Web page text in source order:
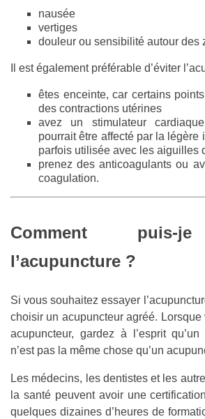
nausée
vertiges
douleur ou sensibilité autour des
Il est également préférable d’éviter
êtes enceinte, car certains
des contractions utérines
avez un stimulateur
pourrait être affecté par la légère
parfois utilisée avec les aiguilles
prenez des anticoagulants ou
coagulation.
Comment puis-
l’acupuncture ?
Si vous souhaitez essayer
choisir un acupuncteur agréé. Lorsque
acupuncteur, gardez à l’esprit
n’est pas la même chose qu’un
Les médecins, les dentistes et les
la santé peuvent avoir une
quelques dizaines d’heures de